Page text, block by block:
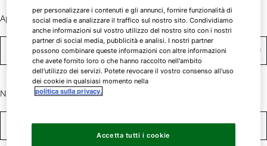
Appellativo *
Nome*
per personalizzare i contenuti e gli annunci, fornire funzionalità di
social media e analizzare il traffico sul nostro sito. Condividiamo
anche informazioni sul vostro utilizzo del nostro sito con i nostri
partner di social media, pubblicità e analisi. I nostri partner
possono combinare queste informazioni con altre informazioni
che avete fornito loro o che hanno raccolto nell'ambito
dell'utilizzo dei servizi. Potete revocare il vostro consenso all'uso
dei cookie in qualsiasi momento nella
politica sulla privacy.
Accetta tutti i cookie